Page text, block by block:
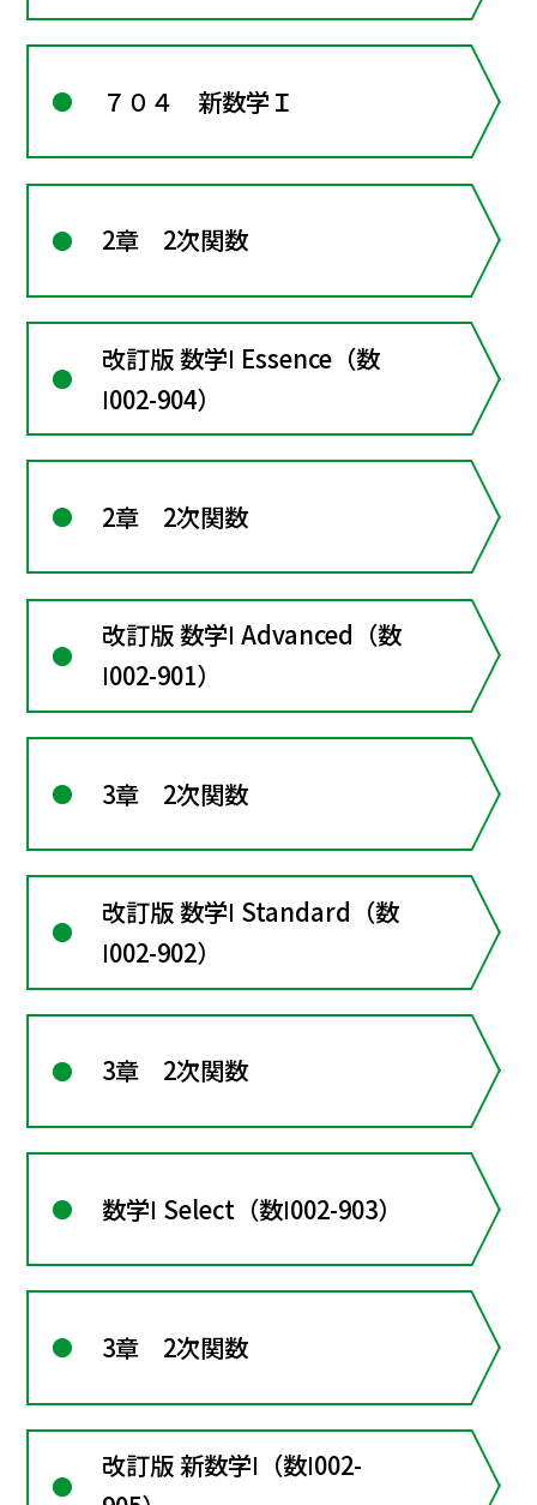
７０４ 新数学Ｉ
2章 2次関数
改訂版 数学Ⅰ Essence（数
Ⅰ002-904）
2章 2次関数
改訂版 数学Ⅰ Advanced（数
Ⅰ002-901）
3章 2次関数
改訂版 数学Ⅰ Standard（数
Ⅰ002-902）
3章 2次関数
数学Ⅰ Select（数Ⅰ002-903）
3章 2次関数
改訂版 新数学Ⅰ（数Ⅰ002-